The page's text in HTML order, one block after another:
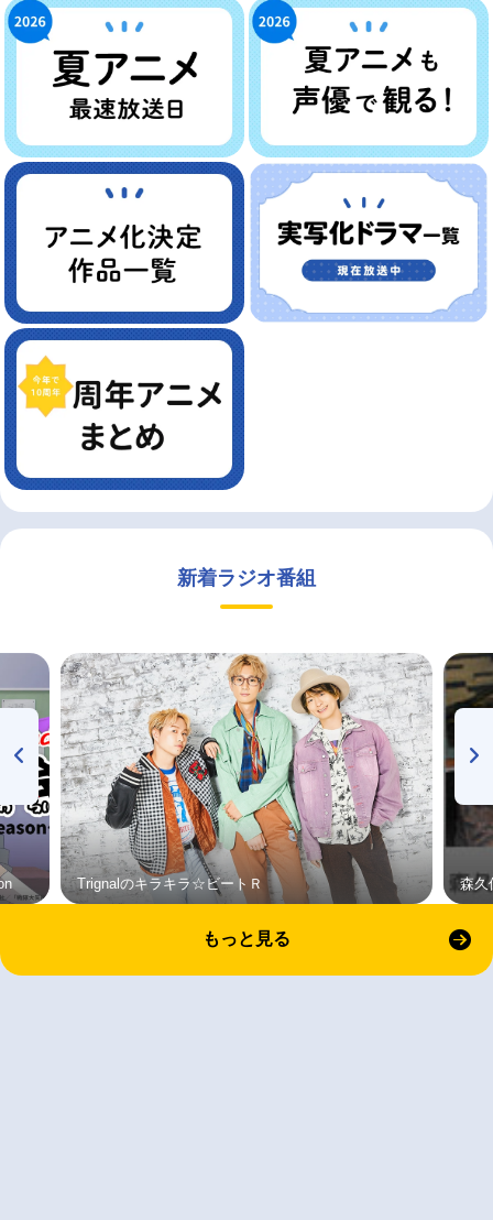
新着ラジオ番組
Trignalのキラキラ☆ビートＲ 森久
もっと見る